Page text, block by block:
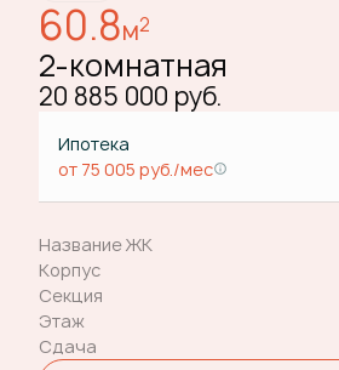
60.8м2
2-комнатная
20 885 000 руб.
Ипотека
от 75 005 руб./мес
Название ЖК
Корпус
Секция
Этаж
Сдача